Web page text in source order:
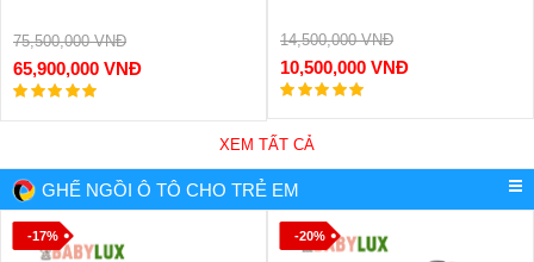
75,500,000 VNĐ
65,900,000 VNĐ
14,500,000 VNĐ
10,500,000 VNĐ
XEM TẤT CẢ
GHẾ NGỒI Ô TÔ CHO TRẺ EM
-17% -20%